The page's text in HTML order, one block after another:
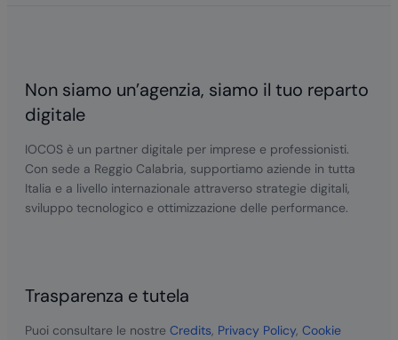
Non siamo un’agenzia, siamo il tuo reparto
digitale
IOCOS è un partner digitale per imprese e professionisti.
Con sede a Reggio Calabria, supportiamo aziende in tutta
Italia e a livello internazionale attraverso strategie digitali,
sviluppo tecnologico e ottimizzazione delle performance.
Trasparenza e tutela
Puoi consultare le nostre Credits, Privacy Policy, Cookie